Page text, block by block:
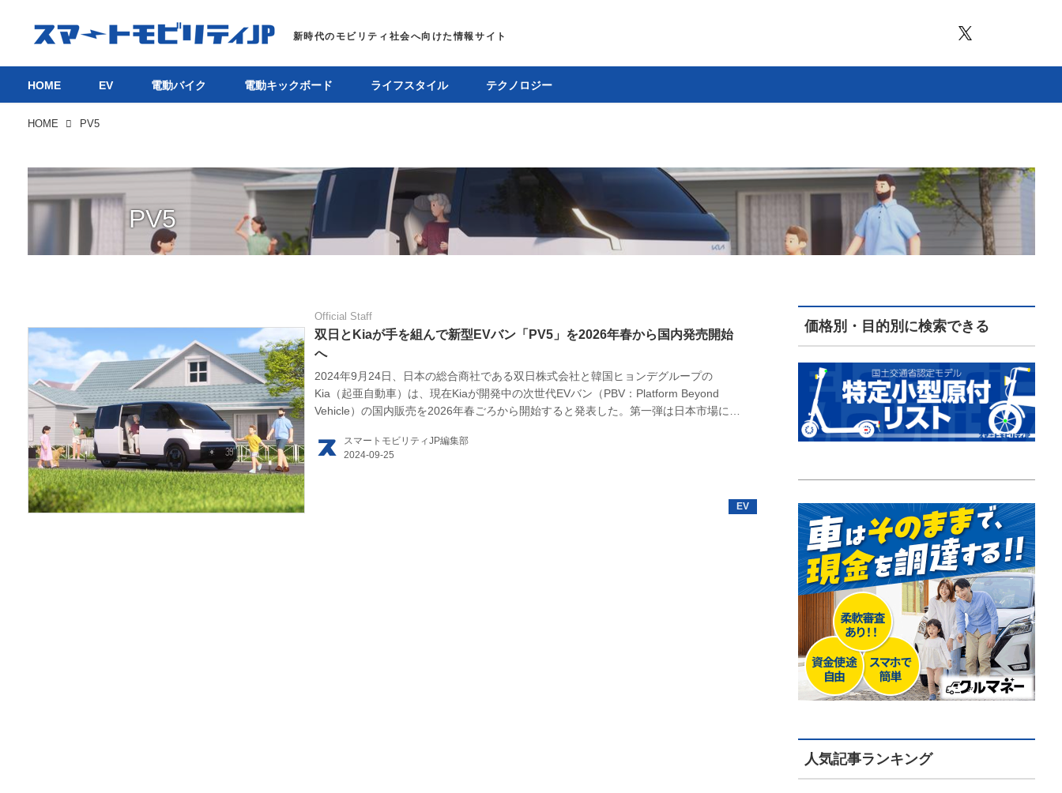
HOME
HOME EV 電動バイク 電動キックボード ライフスタイル テクノロジー
HOME PV5
PV5
Official Staff
双日とKiaが手を組んで新型EVバン「PV5」を2026年春から国内発売開始
へ
2024年9月24日、日本の総合商社である双日株式会社と韓国ヒョンデグループの
Kia（起亜自動車）は、現在Kiaが開発中の次世代EVバン（PBV：Platform Beyond
Vehicle）の国内販売を2026年春ごろから開始すると発表した。第一弾は日本市場に最
（タイトル写真は「PV5」コンセプト）
スマートモビリティJP編集部
価格別・目的別に検索できる